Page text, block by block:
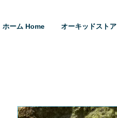
ホーム Home オーキッドストア